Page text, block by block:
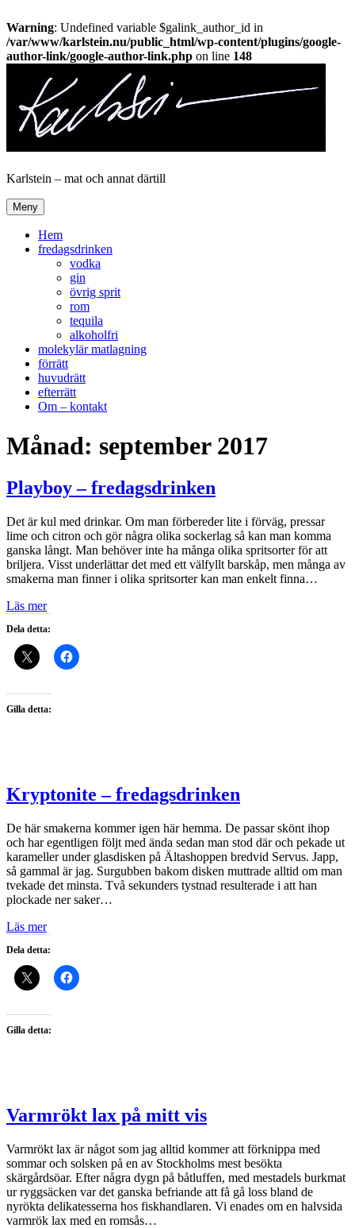
Warning: Undefined variable $galink_author_id in
/var/www/karlstein.nu/public_html/wp-content/plugins/google-
author-link/google-author-link.php on line 148
innehåll
Karlstein – mat och annat därtill
Meny
Hem
fredagsdrinken
vodka
gin
övrig sprit
rom
tequila
alkoholfri
molekylär matlagning
förrätt
huvudrätt
efterrätt
Om – kontakt
Månad: september 2017
Playboy – fredagsdrinken
Det är kul med drinkar. Om man förbereder lite i förväg, pressar
lime och citron och gör några olika sockerlag så kan man komma
ganska långt. Man behöver inte ha många olika spritsorter för att
briljera. Visst underlättar det med ett välfyllt barskåp, men många av
smakerna man finner i olika spritsorter kan man enkelt finna…
Läs mer
Dela detta:
Gilla detta:
Kryptonite – fredagsdrinken
De här smakerna kommer igen här hemma. De passar skönt ihop
och har egentligen följt med ända sedan man stod där och pekade ut
karameller under glasdisken på Ältashoppen bredvid Servus. Japp,
så gammal är jag. Surgubben bakom disken muttrade alltid om man
tvekade det minsta. Två sekunders tystnad resulterade i att han
plockade ner saker…
Läs mer
Dela detta:
Gilla detta:
Varmrökt lax på mitt vis
Varmrökt lax är något som jag alltid kommer att förknippa med
sommar och solsken på en av Stockholms mest besökta
skärgårdsöar. Efter några dygn på båtluffen, med mestadels burkmat
ur ryggsäcken var det ganska befriande att få gå loss bland de
nyrökta delikatesserna hos fiskhandlaren. Vi enades om en halvsida
varmrök lax med en romsås…